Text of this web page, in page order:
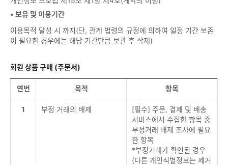
• 보유 및 이용기간
이용목적 달성 시 까지(단, 관계 법령의 규정에 의하여 일정 기간 보존
이 필요한 경우에는 해당 기간만큼 보관 후 삭제)
회원 상품 구매 (주문서)
연번 목적 항목
1 부정 거래의 배제
[필수] 주문, 결제 및 배송
서비스에서 수집한 항목 중
부정거래 배제 조사에 필요
한 항목
*부정거래가 확인된 경우
(다른 개인식별정보는 제거